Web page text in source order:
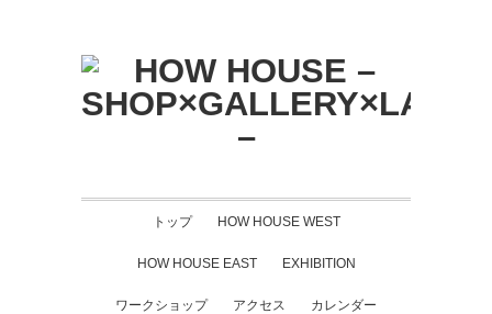
トップ HOW HOUSE WEST
HOW HOUSE EAST EXHIBITION
ワークショップ アクセス カレンダー